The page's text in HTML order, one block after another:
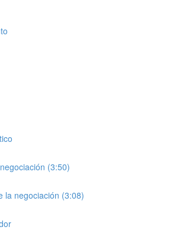
(3:50)
la negociación (3:08)